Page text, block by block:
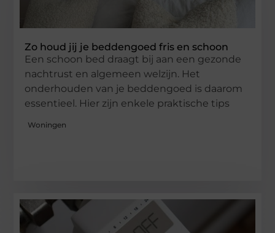
Zo houd jij je beddengoed fris en schoon
Een schoon bed draagt bij aan een gezonde
nachtrust en algemeen welzijn. Het
onderhouden van je beddengoed is daarom
essentieel. Hier zijn enkele praktische tips
Woningen